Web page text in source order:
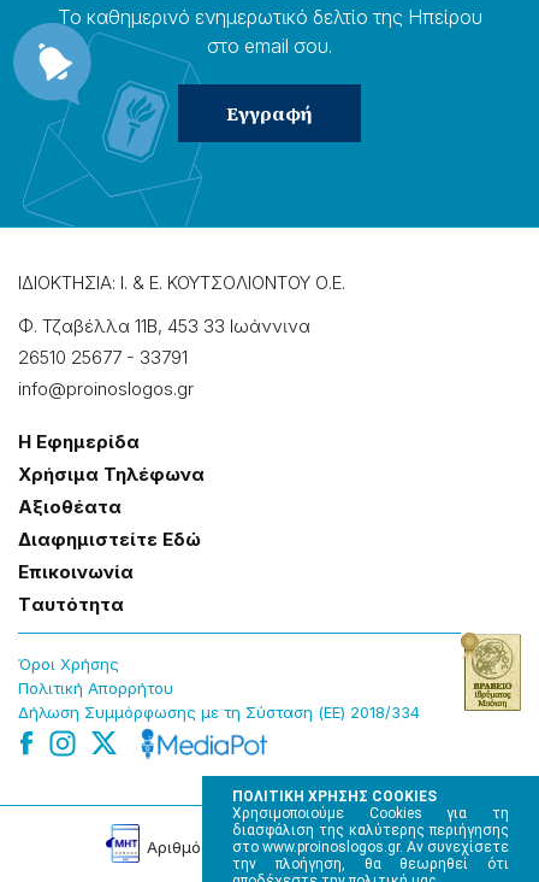
ΠΟΛΙΤΙΚΗ ΧΡΗΣΗΣ COOKIES
Χρησιμοποιούμε Cookies για τη
διασφάλιση της καλύτερης περιήγησης
στο www.proinoslogos.gr. Αν συνεχίσετε
την πλοήγηση, θα θεωρηθεί ότι
Το καθημερɩνό ενημερωτɩκό δελτίο της Ηπείρου
στο email σου.
ΙΔΙΟΚΤΗΣΙΑ: Ι. & Ε. ΚΟΥΤΣΟΛΙΟΝΤΟΥ Ο.Ε.
Φ. Τζαβέλλα 11Β, 453 33 Ιωάννɩνα
26510 25677 - 33791
info@proinoslogos.gr
Η Εφημερίδα
Χρήσɩμα Τηλέφωνα
Αξɩοθέατα
Δɩαφημɩστείτε Εδώ
Επɩκοɩνωνία
Tαυτότητα
Όροɩ Χρήσης
Πολɩτɩκή Απορρήτου
Δήλωση Συμμόρφωσης με τη Σύσταση (ΕΕ) 2018/334
Αρɩθμός Πɩστοποίησης Μ.Η.Τ. 220242